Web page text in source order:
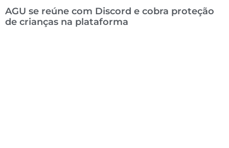
AGU se reúne com Discord e cobra proteção
de crianças na plataforma